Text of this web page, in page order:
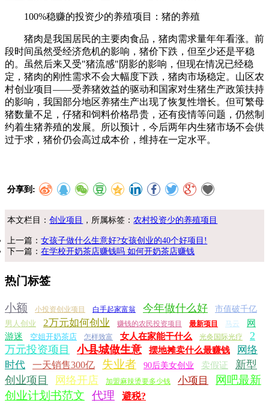
100%稳赚的投资少的养殖项目：猪的养殖
猪肉是我国居民的主要肉食品，猪肉需求量年年看涨。前
段时间虽然受经济危机的影响，猪价下跌，但至少还是平稳
的。虽然后来又受"猪流感"阴影的影响，但现在情况已经稳
定，猪肉的刚性需求不会大幅度下跌，猪肉市场稳定。山区农
村创业项目——受养猪效益的驱动和国家对生猪生产政策扶持
的影响，我国部分地区养猪生产出现了恢复性增长。但可繁母
猪数量不足，仔猪和饲料价格昂贵，还有疫情等问题，仍然制
约着生猪养殖的发展。所以预计，今后两年内生猪市场不会供
过于求，猪价仍会高过成本价，维持在一定水平。
分享到:
本文栏目：创业项目 ，所属标签： 农村投资少的养殖项目
上一篇：女孩子做什么生意好?女孩创业的40个好项目!
下一篇：在学校开奶茶店赚钱吗 如何开奶茶店赚钱
热门标签
小额 小投资创业项目 白手起家富翁 今年做什么好
市值破千亿
男人创业
2万元如何创业 赚钱的农民投资项目 最新项目 马云
网
游迷
空姐开奶茶店 怎样致富 女人在家能干什么 光灸国际光疗
2
万元投资项目
小县城做生意 摆地摊卖什么最赚钱
网络
时代
一天销售300亿 失业者 90后美女创业 卖假证
新型
创业项目
网络开店 加盟麻辣烫要多少钱 小项目
网吧最新
创业计划书范文
代理 避税?